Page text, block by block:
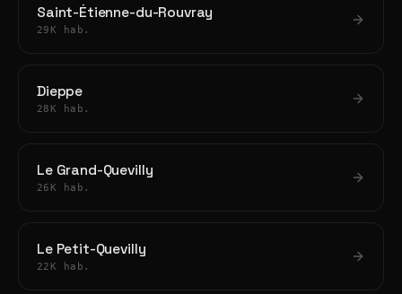
Saint-Étienne-du-Rouvray
29K hab.
Dieppe
28K hab.
Le Grand-Quevilly
26K hab.
Le Petit-Quevilly
22K hab.